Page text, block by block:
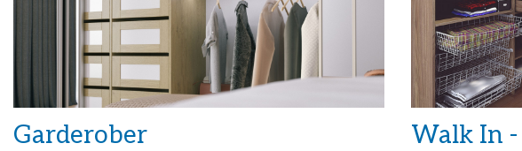
Garderober Walk In